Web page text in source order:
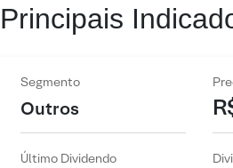
Principais
Segmento
Outros
Último Dividendo